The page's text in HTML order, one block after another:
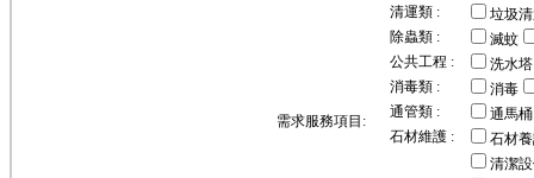
需求服務項目:
清運類 :
垃圾
除蟲類 :
滅蚊
公共工程 :
洗水塔
消毒類 :
消毒
通管類 :
通馬桶
石材維護 :
石材
清潔